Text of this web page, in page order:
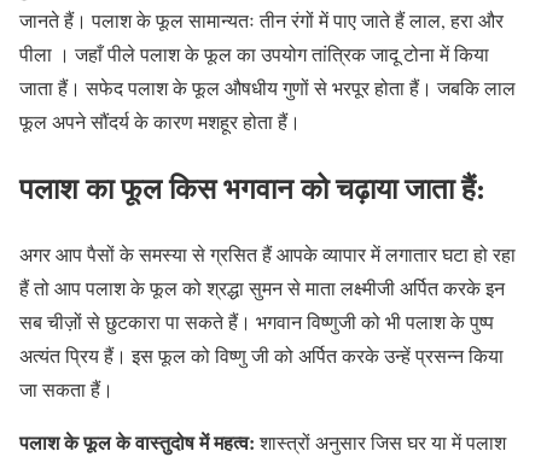
जानते हैं। पलाश के फूल सामान्यतः तीन रंगों में पाए जाते हैं लाल, हरा और
पीला । जहाँ पीले पलाश के फूल का उपयोग तांत्रिक जादू टोना में किया
जाता हैं। सफेद पलाश के फूल औषधीय गुणों से भरपूर होता हैं। जबकि लाल
फूल अपने सौंदर्य के कारण मशहूर होता हैं।
पलाश का फूल किस भगवान को चढ़ाया जाता हैं:
अगर आप पैसों के समस्या से ग्रसित हैं आपके व्यापार में लगातार घटा हो रहा
हैं तो आप पलाश के फूल को श्रद्धा सुमन से माता लक्ष्मीजी अर्पित करके इन
सब चीज़ों से छुटकारा पा सकते हैं। भगवान विष्णुजी को भी पलाश के पुष्प
अत्यंत प्रिय हैं। इस फूल को विष्णु जी को अर्पित करके उन्हें प्रसन्न किया
जा सकता हैं।
पलाश के फूल के वास्तुदोष में महत्व:शास्त्रों अनुसार जिस घर या में पलाश